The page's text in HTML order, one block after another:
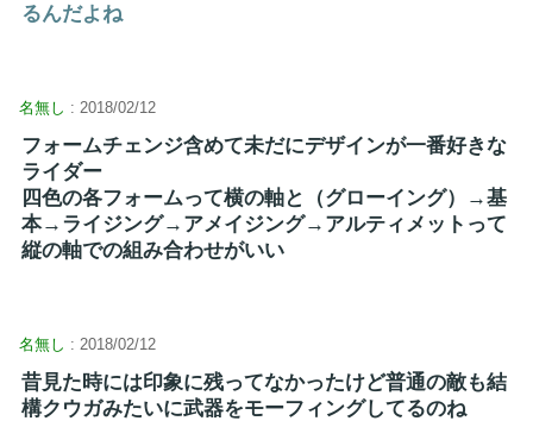
るんだよね
名無し : 2018/02/12
フォームチェンジ含めて未だにデザインが一番好きな
ライダー
四色の各フォームって横の軸と（グローイング）→基
本→ライジング→アメイジング→アルティメットって
縦の軸での組み合わせがいい
名無し : 2018/02/12
昔見た時には印象に残ってなかったけど普通の敵も結
構クウガみたいに武器をモーフィングしてるのね